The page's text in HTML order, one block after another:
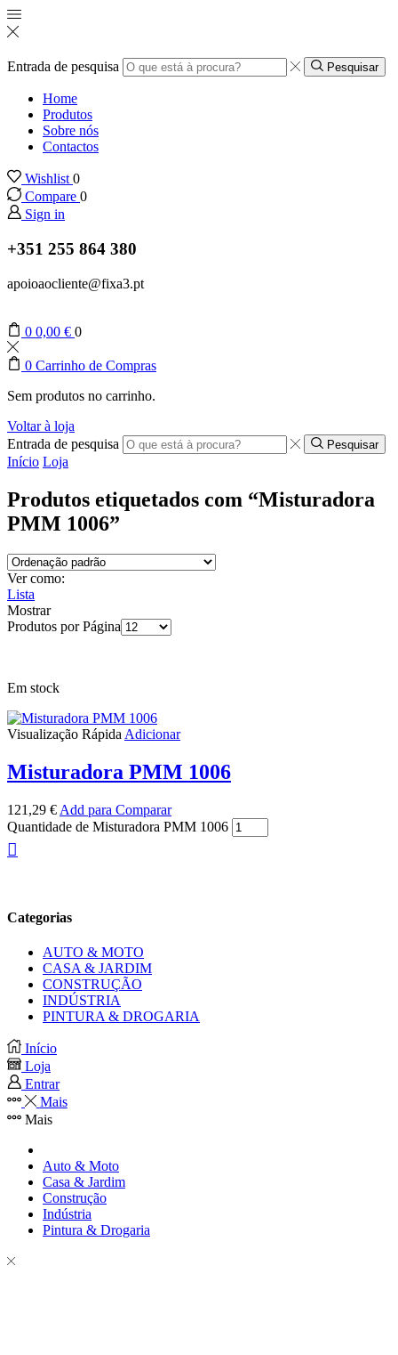
Entrada de pesquisa Pesquisar
Home
Produtos
Sobre nós
Contactos
Wishlist 0
Compare 0
Sign in
+351 255 864 380
apoioaocliente@fixa3.pt
0 0,00 € 0
0 Carrinho de Compras
Sem produtos no carrinho.
Voltar à loja
Entrada de pesquisa
Pesquisar
Início Loja
Produtos etiquetados com “Misturadora
PMM 1006”
Ver como:
Lista
Mostrar
Produtos por Página
Em stock
Visualização Rápida Adicionar
Misturadora PMM 1006
121,29 € Add para Comparar
Quantidade de Misturadora PMM 1006
Categorias
AUTO & MOTO
CASA & JARDIM
CONSTRUÇÃO
INDÚSTRIA
PINTURA & DROGARIA
Início
Loja
Entrar
Mais
Mais
Auto & Moto
Casa & Jardim
Construção
Indústria
Pintura & Drogaria